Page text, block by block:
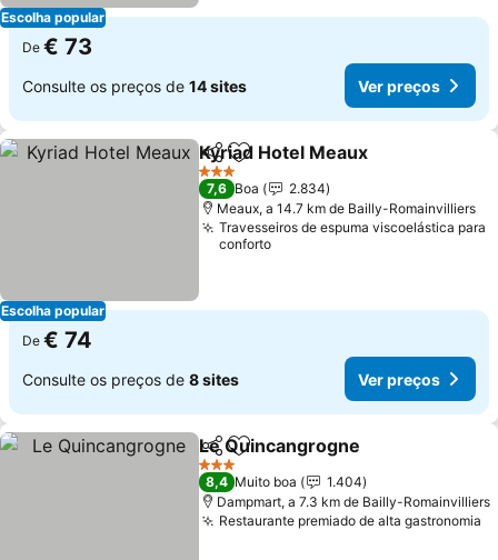
Escolha popular
De € 73
Consulte os preços de 14 sites Ver preços
Escolha popular
PartilharAdicionar aos favoritos
Kyriad Hotel Meaux
3 Estrelas
7,6 Boa
2.834
Meaux, a 14.7 km de Bailly-Romainvilliers
Travesseiros de espuma viscoelástica para
conforto
De € 74
Consulte os preços de 8 sites Ver preços
PartilharAdicionar aos favoritos
Le Quincangrogne
3 Estrelas
8,4 Muito boa
1.404
Dampmart, a 7.3 km de Bailly-Romainvilliers
Restaurante premiado de alta gastronomia